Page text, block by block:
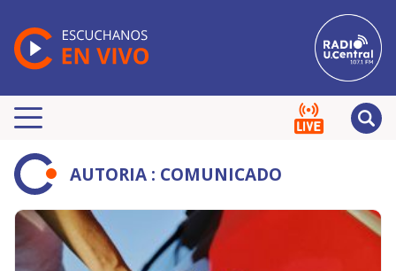
AUTORIA : COMUNICADO